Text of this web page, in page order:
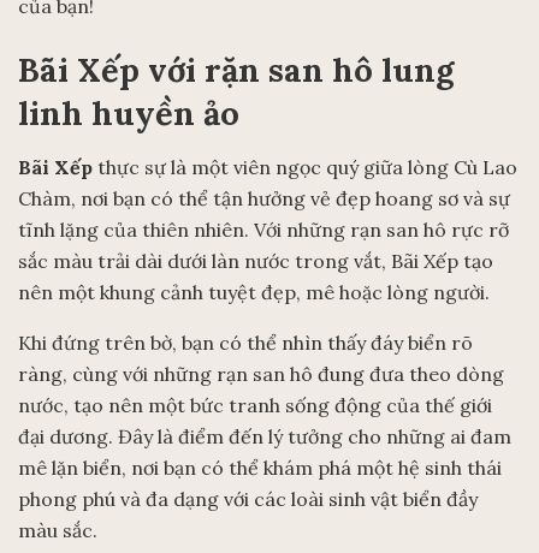
của bạn!
Bãi Xếp với rặn san hô lung
linh huyền ảo
Bãi Xếp thực sự là một viên ngọc quý giữa lòng Cù Lao
Chàm, nơi bạn có thể tận hưởng vẻ đẹp hoang sơ và sự
tĩnh lặng của thiên nhiên. Với những rạn san hô rực rỡ
sắc màu trải dài dưới làn nước trong vắt, Bãi Xếp tạo
nên một khung cảnh tuyệt đẹp, mê hoặc lòng người.
Khi đứng trên bờ, bạn có thể nhìn thấy đáy biển rõ
ràng, cùng với những rạn san hô đung đưa theo dòng
nước, tạo nên một bức tranh sống động của thế giới
đại dương. Đây là điểm đến lý tưởng cho những ai đam
mê lặn biển, nơi bạn có thể khám phá một hệ sinh thái
phong phú và đa dạng với các loài sinh vật biển đầy
màu sắc.